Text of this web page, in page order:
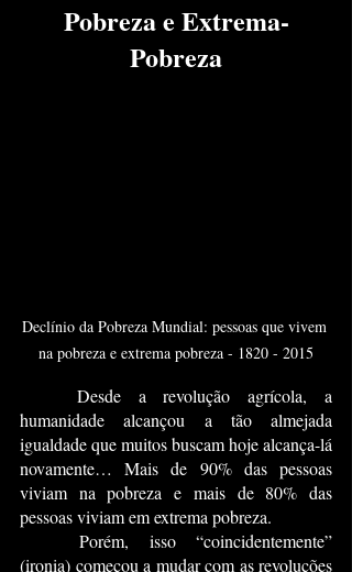
Pobreza e Extrema-
Pobreza
Declínio da Pobreza Mundial: pessoas que vivem
na pobreza e extrema pobreza - 1820 - 2015
humanidade alcançou a tão almejada
igualdade que muitos buscam hoje alcança-lá
novamente… Mais de 90% das pessoas
viviam na pobreza e mais de 80% das
pessoas viviam em extrema pobreza.
	Porém, isso “coincidentemente”
(ironia) começou a mudar com as revoluções